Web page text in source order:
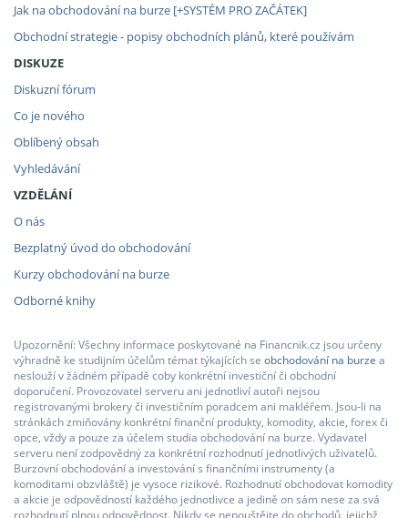
Jak na obchodování na burze [+SYSTÉM PRO ZAČÁTEK]
Obchodní strategie - popisy obchodních plánů, které používám
DISKUZE
Diskuzní fórum
Co je nového
Oblíbený obsah
Vyhledávání
VZDĚLÁNÍ
O nás
Bezplatný úvod do obchodování
Kurzy obchodování na burze
Odborné knihy
Upozornění: Všechny informace poskytované na Financnik.cz jsou určeny
výhradně ke studijním účelům témat týkajících se obchodování na burze a
neslouží v žádném případě coby konkrétní investiční či obchodní
doporučení. Provozovatel serveru ani jednotliví autoři nejsou
registrovanými brokery či investičním poradcem ani makléřem. Jsou-li na
stránkách zmiňovány konkrétní finanční produkty, komodity, akcie, forex či
opce, vždy a pouze za účelem studia obchodování na burze. Vydavatel
serveru není zodpovědný za konkrétní rozhodnutí jednotlivých uživatelů.
Burzovní obchodování a investování s finančními instrumenty (a
komoditami obzvláště) je vysoce rizikové. Rozhodnutí obchodovat komodity
a akcie je odpovědností každého jednotlivce a jedině on sám nese za svá
rozhodnutí plnou odpovědnost. Nikdy se nepouštějte do obchodů, jejichž